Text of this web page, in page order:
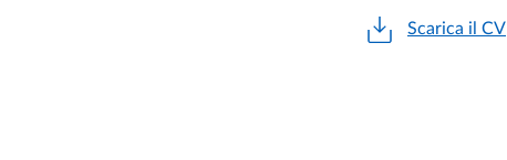
Scarica il CV